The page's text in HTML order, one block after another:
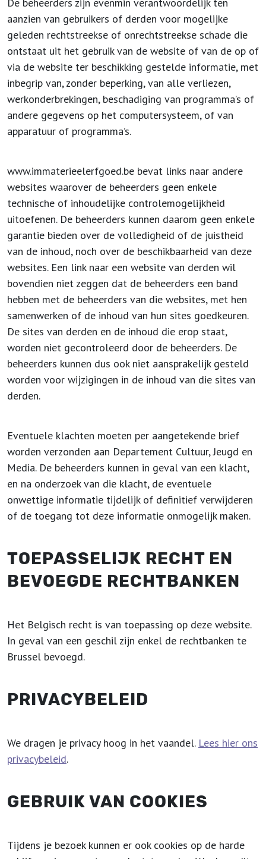
aanzien van gebruikers of derden voor mogelijke
geleden rechtstreekse of onrechtstreekse schade die
ontstaat uit het gebruik van de website of van de op of
via de website ter beschikking gestelde informatie, met
inbegrip van, zonder beperking, van alle verliezen,
werkonderbrekingen, beschadiging van programma’s of
andere gegevens op het computersysteem, of van
apparatuur of programma’s.
www.immaterieelerfgoed.be bevat links naar andere
websites waarover de beheerders geen enkele
technische of inhoudelijke controlemogelijkheid
uitoefenen. De beheerders kunnen daarom geen enkele
garantie bieden over de volledigheid of de juistheid
van de inhoud, noch over de beschikbaarheid van deze
websites. Een link naar een website van derden wil
bovendien niet zeggen dat de beheerders een band
hebben met de beheerders van die websites, met hen
samenwerken of de inhoud van hun sites goedkeuren.
De sites van derden en de inhoud die erop staat,
worden niet gecontroleerd door de beheerders. De
beheerders kunnen dus ook niet aansprakelijk gesteld
worden voor wijzigingen in de inhoud van die sites van
derden.
Eventuele klachten moeten per aangetekende brief
worden verzonden aan Departement Cultuur, Jeugd en
Media. De beheerders kunnen in geval van een klacht,
en na onderzoek van die klacht, de eventuele
onwettige informatie tijdelijk of definitief verwijderen
of de toegang tot deze informatie onmogelijk maken.
TOEPASSELIJK RECHT EN
BEVOEGDE RECHTBANKEN
Het Belgisch recht is van toepassing op deze website.
In geval van een geschil zijn enkel de rechtbanken te
Brussel bevoegd.
PRIVACYBELEID
We dragen je privacy hoog in het vaandel. Lees hier ons
privacybeleid.
GEBRUIK VAN COOKIES
Tijdens je bezoek kunnen er ook cookies op de harde